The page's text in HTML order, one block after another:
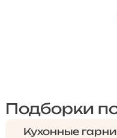
Подборки
Кухонные